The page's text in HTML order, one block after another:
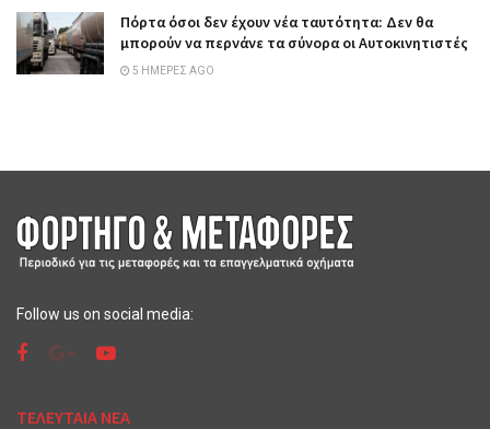
Πόρτα όσοι δεν έχουν νέα ταυτότητα: Δεν θα
μπορούν να περνάνε τα σύνορα οι Αυτοκινητιστές
5 ΗΜΈΡΕΣ AGO
Follow us on social media:
ΤΕΛΕΥΤΑΙΑ ΝΕΑ